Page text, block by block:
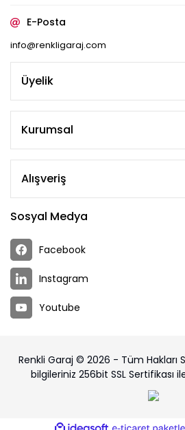
E-Posta
info@renkligaraj.com
Üyelik
Kurumsal
Alışveriş
Sosyal Medya
Facebook
Instagram
Youtube
Renkli Garaj © 2026 - Tüm Hakları
bilgileriniz 256bit SSL Sertifikası